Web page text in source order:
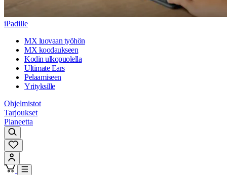
iPadille
MX luovaan työhön
MX koodaukseen
Kodin ulkopuolella
Ultimate Ears
Pelaamiseen
Yrityksille
Ohjelmistot
Tarjoukset
Planeetta